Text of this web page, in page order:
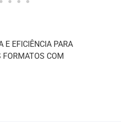
E EFICIÊNCIA PARA
FORMATOS COM